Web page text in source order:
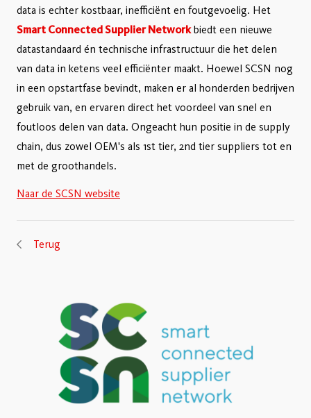
data is echter kostbaar, inefficiënt en foutgevoelig. Het
Smart Connected Supplier Networkbiedt een nieuwe
datastandaard én technische infrastructuur die het delen
van data in ketens veel efficiënter maakt. Hoewel SCSN nog
in een opstartfase bevindt, maken er al honderden bedrijven
gebruik van, en ervaren direct het voordeel van snel en
foutloos delen van data. Ongeacht hun positie in de supply
chain, dus zowel OEM's als 1st tier, 2nd tier suppliers tot en
met de groothandels.
Naar de SCSN website
Terug